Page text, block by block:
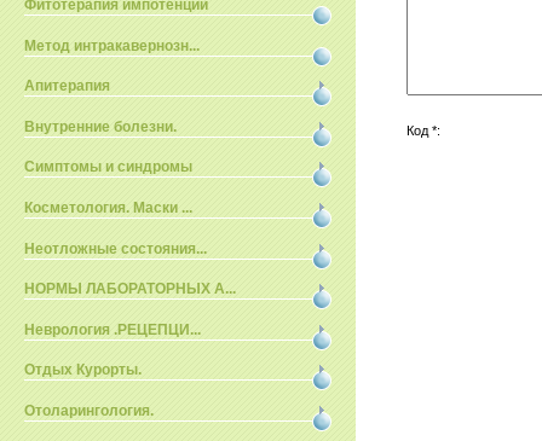
Фитотерапия импотенции
Метод интракавернозн...
Апитерапия
Внутренние болезни.
Симптомы и синдромы
Косметология. Маски ...
Неотложные состояния...
НОРМЫ ЛАБОРАТОРНЫХ А...
Неврология .РЕЦЕПЦИ...
Отдых Курорты.
Отоларингология.
Код *: